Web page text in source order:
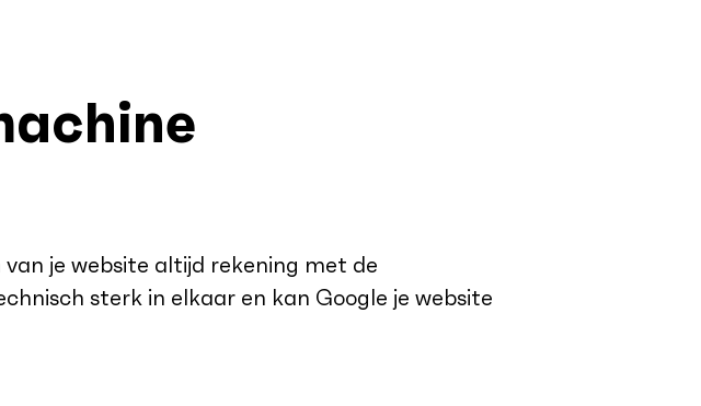
je website altijd rekening met de
sterk in elkaar en kan Google je website